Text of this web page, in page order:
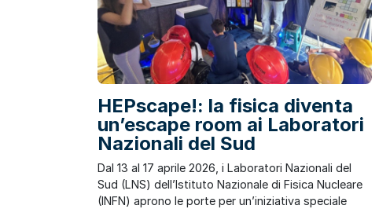
HEPscape!: la fisica diventa
un’escape room ai Laboratori
Nazionali del Sud
Dal 13 al 17 aprile 2026, i Laboratori Nazionali del
Sud (LNS) dell’Istituto Nazionale di Fisica Nucleare
(INFN) aprono le porte per un’iniziativa speciale